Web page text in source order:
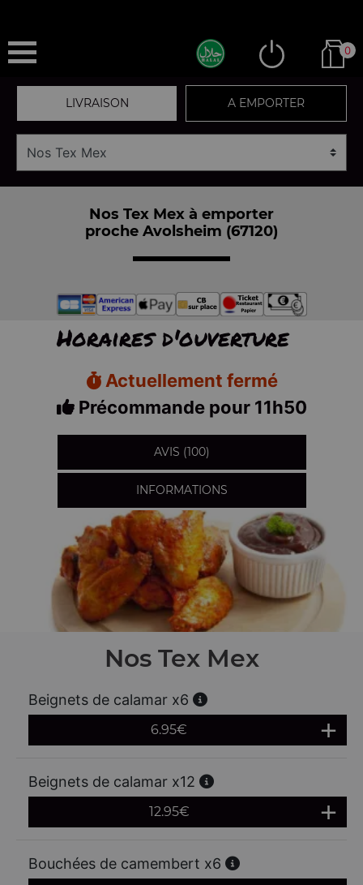
0
LIVRAISON A EMPORTER
Nos Tex Mex à emporter
proche Avolsheim (67120)
Horaires d'ouverture
Actuellement fermé
Précommande pour 11h50
AVIS (100)
INFORMATIONS
Nos Tex Mex
Beignets de calamar x6
6.95€
Beignets de calamar x12
12.95€
Bouchées de camembert x6